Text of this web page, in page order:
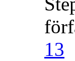
13